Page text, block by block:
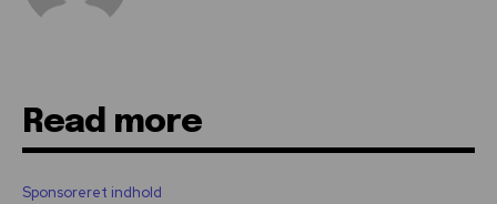
Read more
Sponsoreret indhold